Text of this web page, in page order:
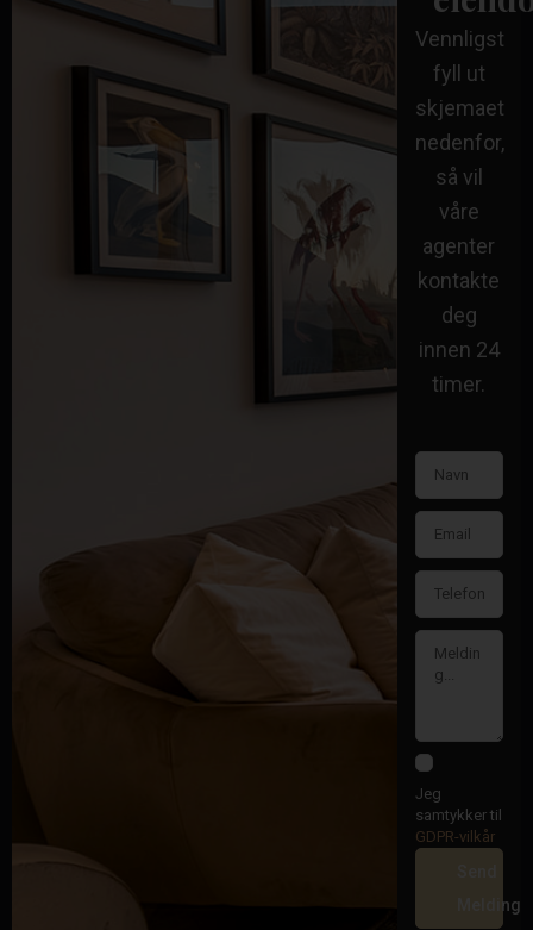
Vennligst
fyll ut
skjemaet
nedenfor,
så vil
våre
agenter
kontakte
deg
innen 24
timer.
Jeg
samtykker til
GDPR-vilkår
Melding